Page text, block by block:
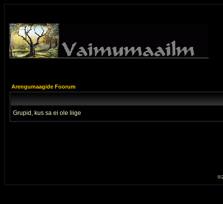
Arengumaagide Foorum
Grupid, kus sa ei ole liige
©